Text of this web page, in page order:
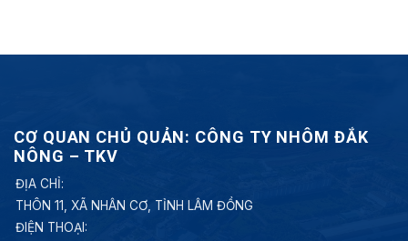
CƠ QUAN CHỦ QUẢN: CÔNG TY NHÔM ĐẮK
NÔNG – TKV
ĐỊA CHỈ:
THÔN 11, XÃ NHÂN CƠ, TỈNH LÂM ĐỒNG
ĐIỆN THOẠI: